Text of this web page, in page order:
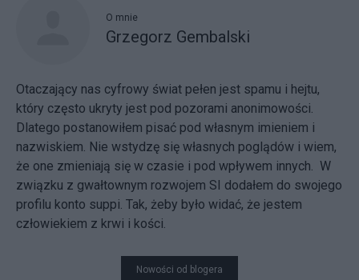
O mnie
Grzegorz Gembalski
Otaczający nas cyfrowy świat pełen jest spamu i hejtu,
który często ukryty jest pod pozorami anonimowości.
Dlatego postanowiłem pisać pod własnym imieniem i
nazwiskiem. Nie wstydzę się własnych poglądów i wiem,
że one zmieniają się w czasie i pod wpływem innych. W
związku z gwałtownym rozwojem SI dodałem do swojego
profilu konto suppi. Tak, żeby było widać, że jestem
człowiekiem z krwi i kości.
Nowości od blogera